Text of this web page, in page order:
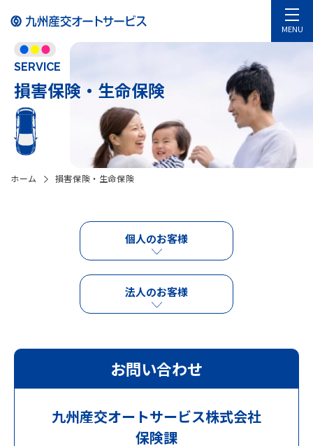
MENU
損害保険・生命保険
SERVICE
ホーム 損害保険・生命保険
個人のお客様
法人のお客様
お問い合わせ
九州産交オートサービス株式会社
保険課